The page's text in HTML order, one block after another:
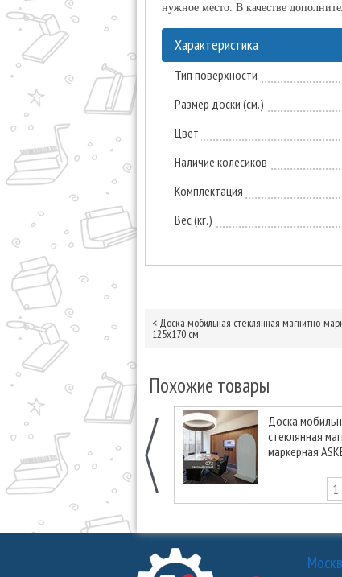
нужное место. В качестве
Характеристика
Тип поверхности
Размер доски (см.)
Цвет
Наличие колесиков
Комплектация
Вес (кг.)
< Доска мобильная стеклянная магнитно-
125х170 см
Похожие товары
Доска
стеклянная
маркерная
Arka светло-